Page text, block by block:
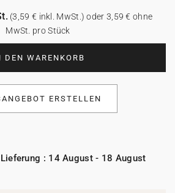
DEN WARENKORB
(3,59 € inkl. MwSt.) oder 3,59 € ohne
MwSt. pro Stück
ERSTELLEN
: 14 August - 18 August